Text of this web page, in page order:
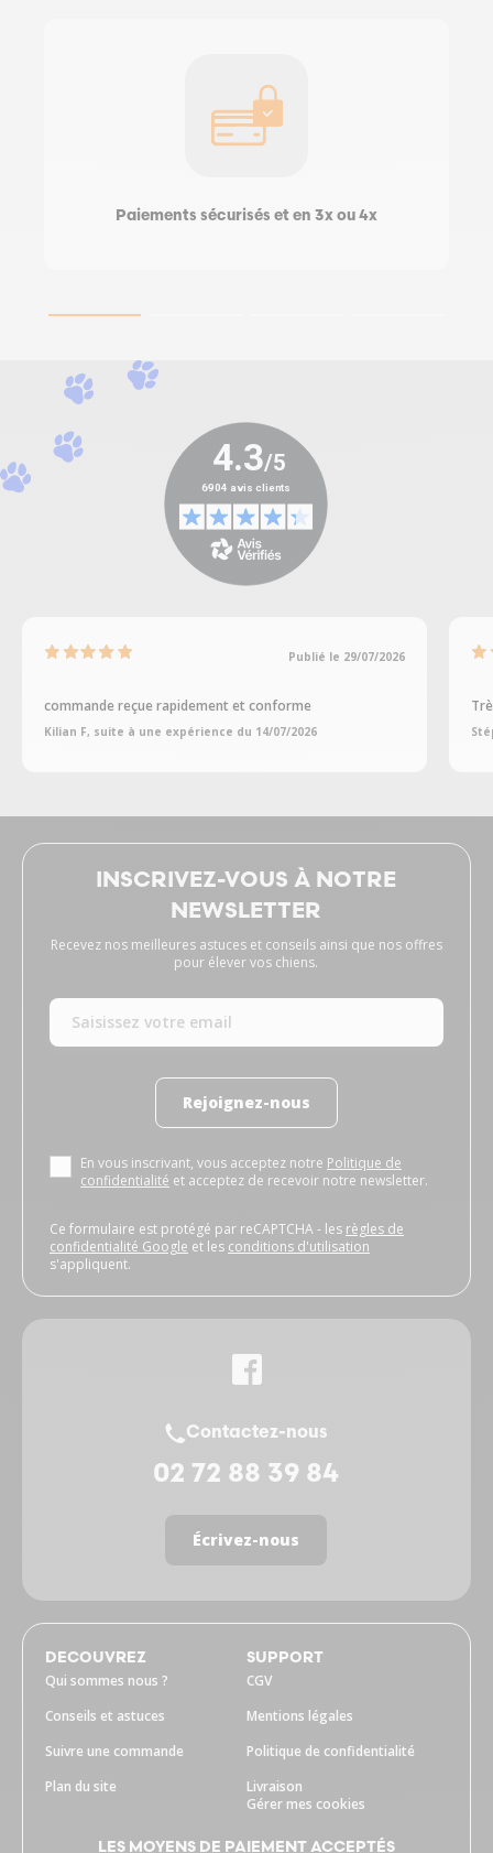
Paiements sécurisés et en 3x ou 4x
Publié le 29/07/2026
commande reçue rapidement et conforme
Kilian F, suite à une expérience du 14/07/2026
INSCRIVEZ-VOUS À NOTRE
NEWSLETTER
Recevez nos meilleures astuces et conseils ainsi que nos offres
pour élever vos chiens.
Rejoignez-nous
En vous inscrivant, vous acceptez notre Politique de
confidentialité et acceptez de recevoir notre newsletter.
Ce formulaire est protégé par reCAPTCHA - les règles de
confidentialité Google et les conditions d'utilisation
s'appliquent.
Contactez-nous
02 72 88 39 84
Écrivez-nous
DECOUVREZ
Qui sommes nous ?
Conseils et astuces
Suivre une commande
Plan du site
SUPPORT
CGV
Mentions légales
Politique de confidentialité
Livraison
Gérer mes cookies
LES MOYENS DE PAIEMENT ACCEPTÉS